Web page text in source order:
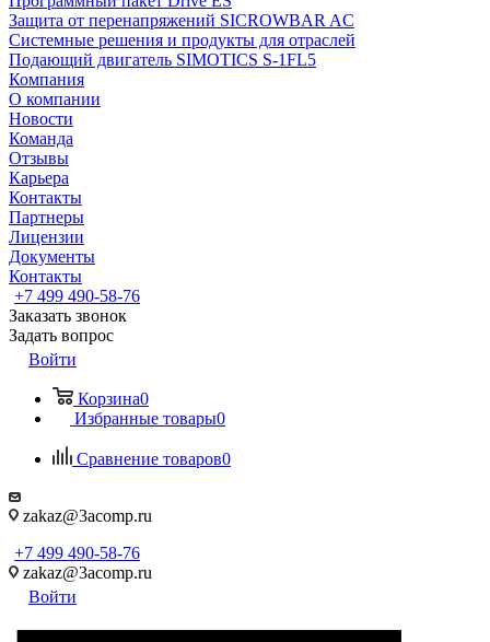
Защита от перенапряжений SICROWBAR AC
Системные решения и продукты для отраслей
Подающий двигатель SIMOTICS S-1FL5
Компания
О компании
Новости
Команда
Отзывы
Карьера
Контакты
Партнеры
Лицензии
Документы
Контакты
+7 499 490-58-76
Заказать звонок
Задать вопрос
Войти
Корзина0
Избранные товары0
Сравнение товаров0
zakaz@3acomp.ru
+7 499 490-58-76
zakaz@3acomp.ru
Войти